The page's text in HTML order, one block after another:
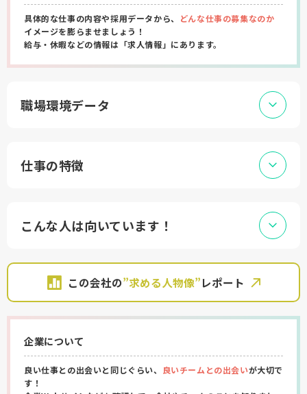
具体的な仕事の内容や採用データから、
どんな仕事の募集なのか
イメージを膨らませましょう！
給与・休暇などの情報は「求人情報」にあります。
職場環境データ
仕事の特徴
こんな人は向いています！
この会社の”求める人物像”レポート
企業について
良い仕事との出会いと同じぐらい、 良いチームとの出会いが大切で
す！